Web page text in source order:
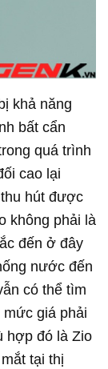
khả năng
bất cẩn
quá trình
cao lại
hút được
không phải là
đến ở đây
nước đến
có thể tìm
giá phải
hợp đó là Zio
tại thị